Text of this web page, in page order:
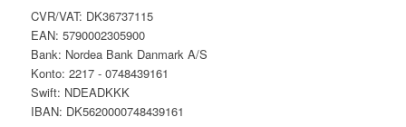
CVR/VAT: DK36737115
EAN: 5790002305900
Bank: Nordea Bank Danmark A/S
Konto: 2217 - 0748439161
Swift: NDEADKKK
IBAN: DK5620000748439161